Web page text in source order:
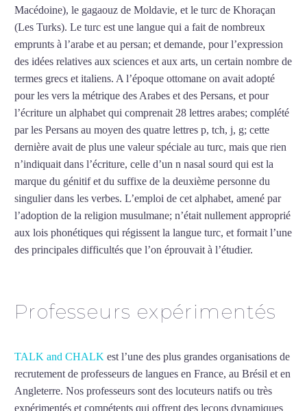
Macédoine), le gagaouz de Moldavie, et le turc de Khoraçan
(Les Turks). Le turc est une langue qui a fait de nombreux
emprunts à l’arabe et au persan; et demande, pour l’expression
des idées relatives aux sciences et aux arts, un certain nombre de
termes grecs et italiens. A l’époque ottomane on avait adopté
pour les vers la métrique des Arabes et des Persans, et pour
l’écriture un alphabet qui comprenait 28 lettres arabes; complété
par les Persans au moyen des quatre lettres p, tch, j, g; cette
dernière avait de plus une valeur spéciale au turc, mais que rien
n’indiquait dans l’écriture, celle d’un n nasal sourd qui est la
marque du génitif et du suffixe de la deuxième personne du
singulier dans les verbes. L’emploi de cet alphabet, amené par
l’adoption de la religion musulmane; n’était nullement approprié
aux lois phonétiques qui régissent la langue turc, et formait l’une
des principales difficultés que l’on éprouvait à l’étudier.
Professeurs expérimentés
TALK and CHALK est l’une des plus grandes organisations de
recrutement de professeurs de langues en France, au Brésil et en
Angleterre. Nos professeurs sont des locuteurs natifs ou très
expérimentés et compétents qui offrent des leçons dynamiques